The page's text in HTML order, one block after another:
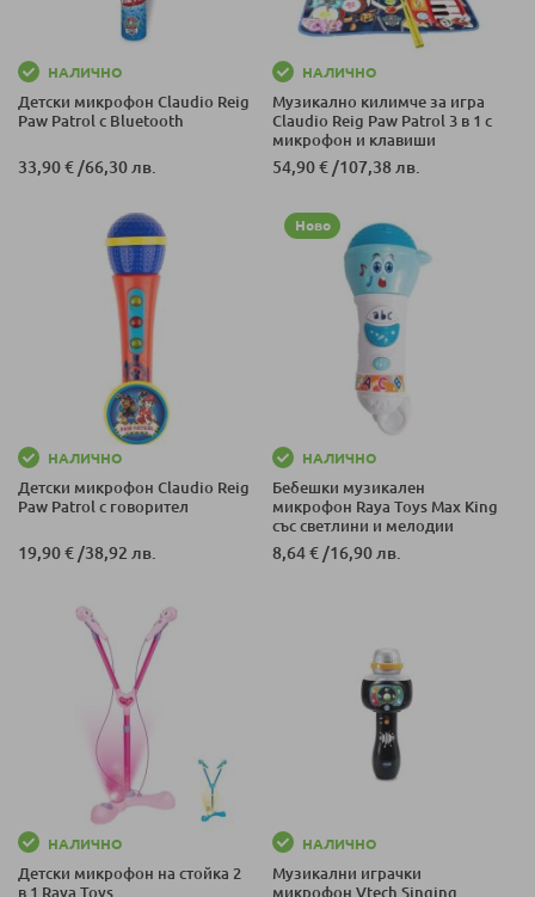
НАЛИЧНО
Детски микрофон Claudio Reig
Paw Patrol с Bluetooth
33,90 €/66,30 лв.
НАЛИЧНО
Mузикално килимче за игра
Claudio Reig Paw Patrol 3 в 1 с
микрофон и клавиши
54,90 €/107,38 лв.
НАЛИЧНО
Детски микрофон Claudio Reig
Paw Patrol с говорител
19,90 € /38,92 лв.
Ново
НАЛИЧНО
Бебешки музикален
микрофон Raya Toys Max King
със светлини и мелодии
8,64 € /16,90 лв.
НАЛИЧНО
Детски микрофон на стойка 2
в 1 Raya Toys
НАЛИЧНО
Музикални играчки
микрофон Vtech Singing